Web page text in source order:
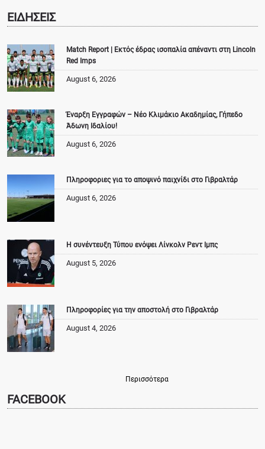
ΕΙΔΗΣΕΙΣ
Match Report | Εκτός έδρας ισοπαλία απέναντι στη Lincoln
Red Imps
August 6, 2026
Έναρξη Εγγραφών – Νέο Κλιμάκιο Ακαδημίας, Γήπεδο
Άδωνη Ιδαλίου!
August 6, 2026
Πληροφοριες για το αποψινό παιχνίδι στο Γιβραλτάρ
August 6, 2026
Η συνέντευξη Τύπου ενόψει Λίνκολν Ρεντ Ιμπς
August 5, 2026
Πληροφορίες για την αποστολή στο Γιβραλτάρ
August 4, 2026
Περισσότερα
FACEBOOK